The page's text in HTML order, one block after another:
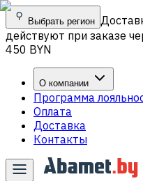
Выбрать регион
действуют при заказе
450 BYN
О компании
Программа
Оплата
Доставка
Контакты